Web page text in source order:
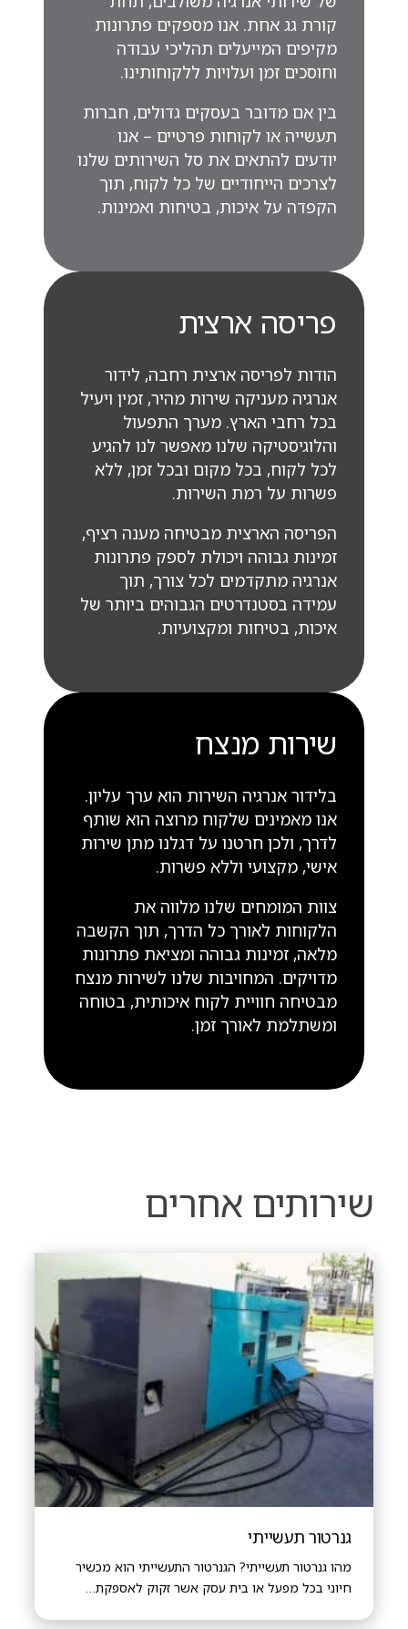
קורת גג אחת. אנו מספקים פתרונות
מקיפים המייעלים תהליכי עבודה
וחוסכים זמן ועלויות ללקוחותינו.
בין אם מדובר בעסקים גדולים, חברות
תעשייה או לקוחות פרטיים – אנו
יודעים להתאים את סל השירותים שלנו
לצרכים הייחודיים של כל לקוח, תוך
הקפדה על איכות, בטיחות ואמינות.
פריסה ארצית
הודות לפריסה ארצית רחבה, לידור
אנרגיה מעניקה שירות מהיר, זמין ויעיל
בכל רחבי הארץ. מערך התפעול
והלוגיסטיקה שלנו מאפשר לנו להגיע
לכל לקוח, בכל מקום ובכל זמן, ללא
פשרות על רמת השירות.
הפריסה הארצית מבטיחה מענה רציף,
זמינות גבוהה ויכולת לספק פתרונות
אנרגיה מתקדמים לכל צורך, תוך
עמידה בסטנדרטים הגבוהים ביותר של
איכות, בטיחות ומקצועיות.
שירות מנצח
בלידור אנרגיה השירות הוא ערך עליון.
אנו מאמינים שלקוח מרוצה הוא שותף
לדרך, ולכן חרטנו על דגלנו מתן שירות
אישי, מקצועי וללא פשרות.
צוות המומחים שלנו מלווה את
הלקוחות לאורך כל הדרך, תוך הקשבה
מלאה, זמינות גבוהה ומציאת פתרונות
מדויקים. המחויבות שלנו לשירות מנצח
מבטיחה חוויית לקוח איכותית, בטוחה
ומשתלמת לאורך זמן.
שירותים אחרים
גנרטור תעשייתי
מהו גנרטור תעשייתי? הגנרטור התעשייתי הוא מכשיר
חיוני בכל מפעל או בית עסק אשר זקוק לאספקת…